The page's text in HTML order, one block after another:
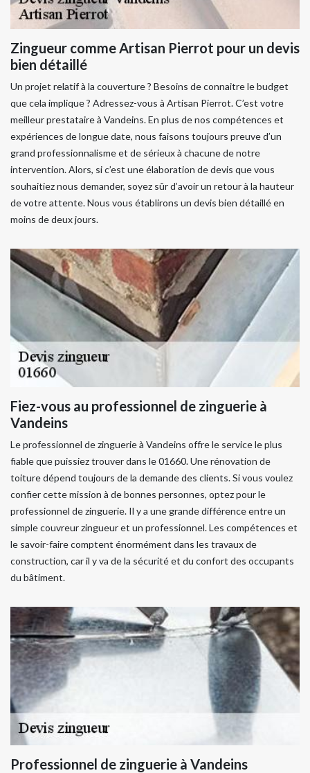
Zingueur comme Artisan Pierrot pour un devis
bien détaillé
Un projet relatif à la couverture ? Besoins de connaitre le budget
que cela implique ? Adressez-vous à Artisan Pierrot. C’est votre
meilleur prestataire à Vandeins. En plus de nos compétences et
expériences de longue date, nous faisons toujours preuve d’un
grand professionnalisme et de sérieux à chacune de notre
intervention. Alors, si c’est une élaboration de devis que vous
souhaitiez nous demander, soyez sûr d’avoir un retour à la hauteur
de votre attente. Nous vous établirons un devis bien détaillé en
moins de deux jours.
Fiez-vous au professionnel de zinguerie à
Vandeins
Le professionnel de zinguerie à Vandeins offre le service le plus
fiable que puissiez trouver dans le 01660. Une rénovation de
toiture dépend toujours de la demande des clients. Si vous voulez
confier cette mission à de bonnes personnes, optez pour le
professionnel de zinguerie. Il y a une grande différence entre un
simple couvreur zingueur et un professionnel. Les compétences et
le savoir-faire comptent énormément dans les travaux de
construction, car il y va de la sécurité et du confort des occupants
du bâtiment.
Professionnel de zinguerie à Vandeins